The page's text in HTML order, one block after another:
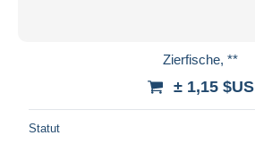
Zierfische, **
± 1,15 $US
Statut